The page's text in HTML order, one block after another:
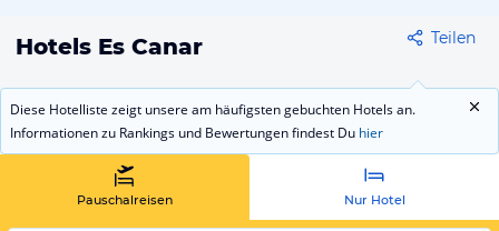
Hotels Es Canar Teilen
Diese Hotelliste zeigt unsere am häufigsten gebuchten Hotels an.
Informationen zu Rankings und Bewertungen findest Du hier
Pauschalreisen Nur Hotel